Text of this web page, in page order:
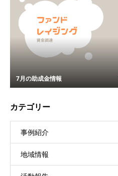
7月の助成金情報
カテゴリー
事例紹介
地域情報